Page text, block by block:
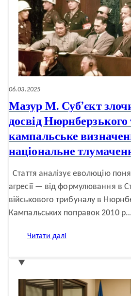
06.03.2025
Мазур М. Суб’єкт
досвід Нюрнберзького
кампальське
національне
Стаття аналізує еволюцію
агресії — від формулювання в
військового трибуналу в
Кампальських поправок 2010
Читати далі
агресії:
досвід